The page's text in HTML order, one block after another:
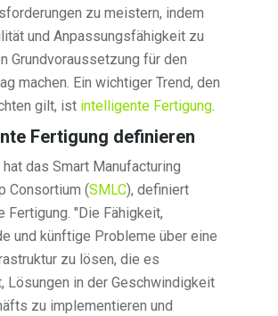
zu meistern, indem
und Anpassungsfähigkeit zu
Grundvoraussetzung für den
machen. Ein wichtiger Trend, den
gilt, ist intelligente Fertigung.
Fertigung definieren
das Smart Manufacturing
Consortium (SMLC), definiert
Fertigung. "Die Fähigkeit,
und künftige Probleme über eine
zu lösen, die es
Lösungen in der Geschwindigkeit
zu implementieren und